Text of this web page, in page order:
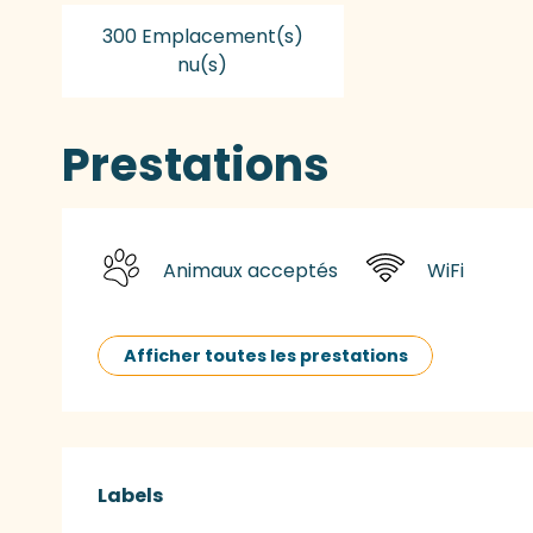
300 Emplacement(s)
nu(s)
Prestations
Animaux acceptés WiFi
Afficher toutes les prestations
Offres de
Labels
Labels